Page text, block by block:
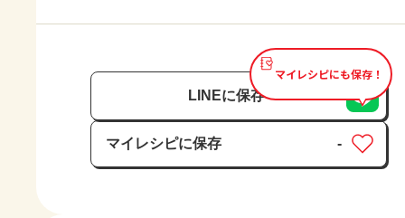
マイレシピにも保存！
LINEに保存
マイレシピに保存
保存済み
-